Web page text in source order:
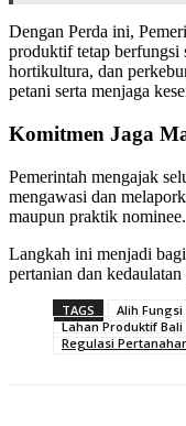
Dengan Perda ini,
produktif tetap berfungsi
hortikultura, dan
petani serta menjaga
Komitmen Jaga
Pemerintah mengajak
mengawasi dan
maupun praktik nominee.
Langkah ini menjadi
pertanian dan
TAGS Alih Fungsi
Lahan Produktif Bali
Regulasi